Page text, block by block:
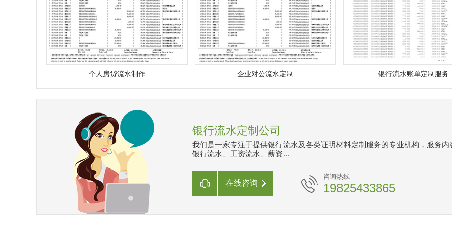
个人房贷流水制作 企业对公流水定制 银行流水账单定制服务
银行流水定制公司
我们是一家专注于提供银行流水及各类证明材料定制服务的专业机构，服务内
银行流水、工资流水、薪资...
在线咨询
咨询热线
19825433865